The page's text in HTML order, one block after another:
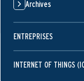
Archives
ENTREPRISES
INTERNET OF THINGS